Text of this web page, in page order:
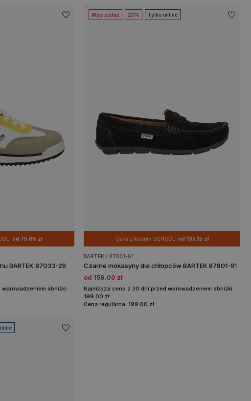
od 75.65 zł
BARTEK 87033-29
obniżki:
Wyprzedaż 20% Tylko online
Cena z kodem SCHOOL: od 135.15 zł
BARTEK / 87801-61
Czarne mokasyny dla chłopców BARTEK 87801-61
od 159.00 zł
Najniższa cena z 30 dni przed wprowadzeniem obniżki:
199.00 zł
Cena regularna: 199.00 zł